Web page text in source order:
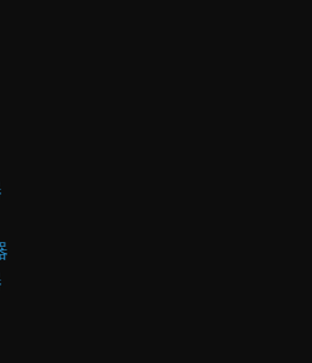
乱
Docker连接在macOS ARM上
Author名称
体
误